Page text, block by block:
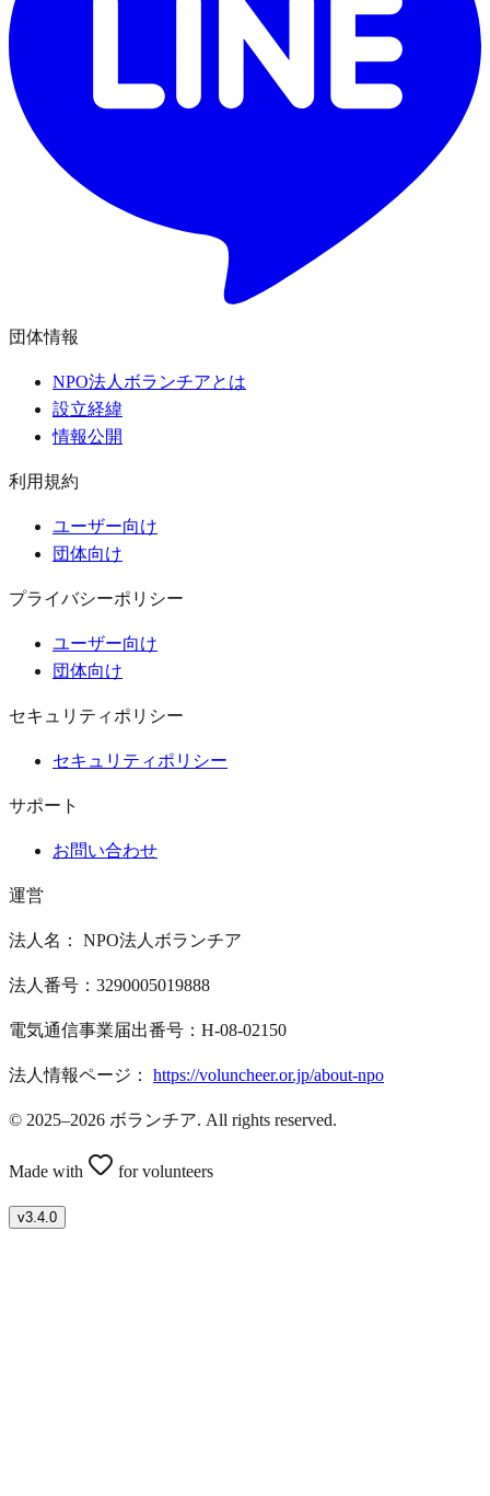
団体情報
NPO法人ボランチアとは
設立経緯
情報公開
利用規約
ユーザー向け
団体向け
プライバシーポリシー
ユーザー向け
団体向け
セキュリティポリシー
セキュリティポリシー
サポート
お問い合わせ
運営
法人名： NPO法人ボランチア
法人番号：3290005019888
電気通信事業届出番号：H-08-02150
法人情報ページ： https://voluncheer.or.jp/about-npo
© 2025–2026 ボランチア. All rights reserved.
Made with for volunteers
v3.4.0